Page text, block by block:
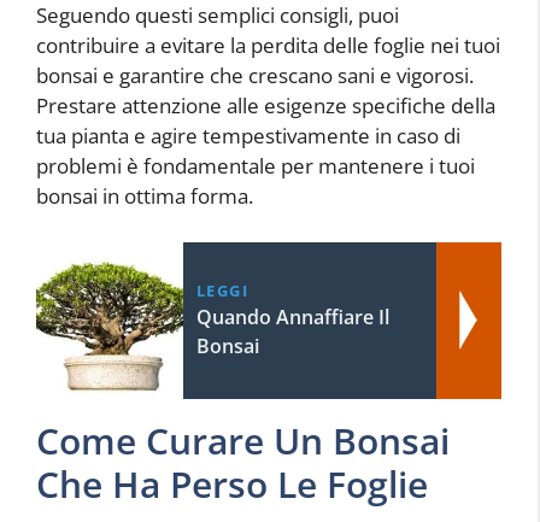
Seguendo questi semplici consigli, puoi
contribuire a evitare la perdita delle foglie nei tuoi
bonsai e garantire che crescano sani e vigorosi.
Prestare attenzione alle esigenze specifiche della
tua pianta e agire tempestivamente in caso di
problemi è fondamentale per mantenere i tuoi
bonsai in ottima forma.
LEGGI
Quando Annaffiare Il
Bonsai
Come Curare Un Bonsai
Che Ha Perso Le Foglie